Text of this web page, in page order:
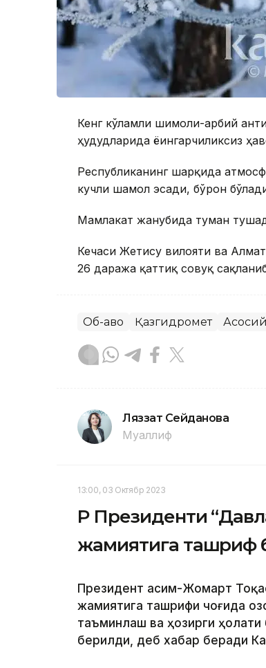
Кенг кўламли шимоли-ғарбий
ҳудудларида ёғингарчиликсиз
Республиканинг шарқида
кучли шамол эсади, бўрон
Мамлакат жанубида туман
Кечаси Жетису вилояти ва
26 даража қаттиқ совуқ
Об-ҳаво Қазгидромет
Ляззат Сейданова
Муаллиф
13:00, 03 Октябр 2023
ҚР Президенти
жамиятига ташриф
Президент Қасим-Жомарт
жамиятига ташрифи чоғида
таъминлаш ва ҳозирги
берилди, деб хабар беради